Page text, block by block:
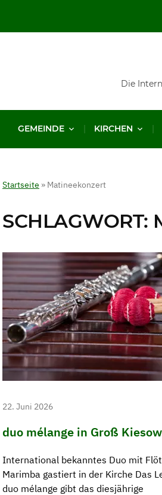
Die
GEMEINDE KIRCHEN
Startseite » Matineekonzert
SCHLAGWORT:
22. Juni 2026
duo mélange in Groß Kiesow
International bekanntes Duo mit
Marimba gastiert in der Kirche Das
duo mélange gibt das diesjährige